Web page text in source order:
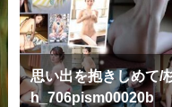
思い出を抱きしめて/
h_706pism00020b